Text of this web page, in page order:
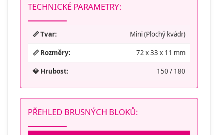
TECHNICKÉ PARAMETRY:
📏 Tvar: Mini (Plochý kvádr)
📏 Rozměry: 72 x 33 x 11 mm
💎 Hrubost: 150 / 180
PŘEHLED BRUSNÝCH BLOKŮ: